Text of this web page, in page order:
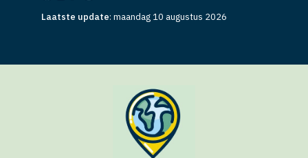
Laatste update: maandag 10 augustus 2026